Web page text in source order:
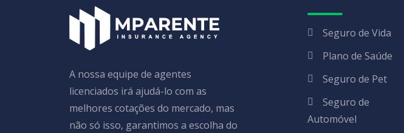
A nossa equipe de agentes
licenciados irá ajudá-lo com as
melhores cotações do mercado, mas
não só isso, garantimos a escolha do
Seguro de Vida
Plano de Saúde
Seguro de Pet
Seguro de
Automóvel